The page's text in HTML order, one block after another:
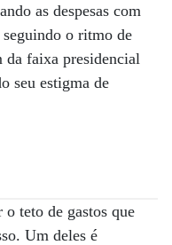
as despesas com
o ritmo de
da faixa presidencial
seu estigma de
teto de gastos que
Um deles é